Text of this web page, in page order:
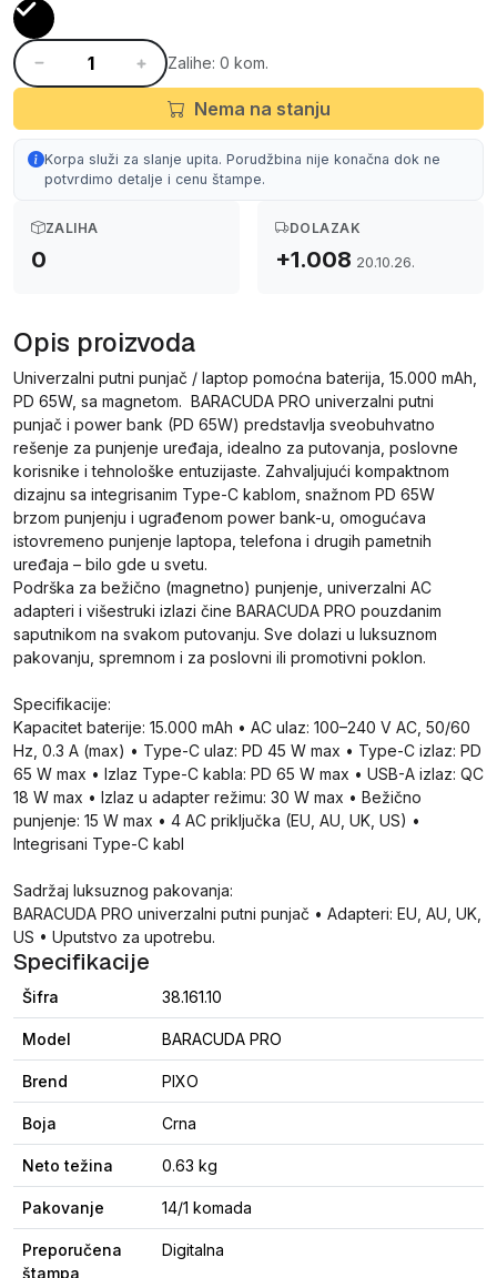
Zalihe: 0 kom.
Nema na stanju
Korpa služi za slanje upita. Porudžbina nije konačna dok ne
potvrdimo detalje i cenu štampe.
ZALIHA
0
DOLAZAK
+1.008 20.10.26.
Opis proizvoda
Univerzalni putni punjač / laptop pomoćna baterija, 15.000 mAh,
PD 65W, sa magnetom. BARACUDA PRO univerzalni putni
punjač i power bank (PD 65W) predstavlja sveobuhvatno
rešenje za punjenje uređaja, idealno za putovanja, poslovne
korisnike i tehnološke entuzijaste. Zahvaljujući kompaktnom
dizajnu sa integrisanim Type-C kablom, snažnom PD 65W
brzom punjenju i ugrađenom power bank-u, omogućava
istovremeno punjenje laptopa, telefona i drugih pametnih
uređaja – bilo gde u svetu.
Podrška za bežično (magnetno) punjenje, univerzalni AC
adapteri i višestruki izlazi čine BARACUDA PRO pouzdanim
saputnikom na svakom putovanju. Sve dolazi u luksuznom
pakovanju, spremnom i za poslovni ili promotivni poklon.
Specifikacije:
Kapacitet baterije: 15.000 mAh • AC ulaz: 100–240 V AC, 50/60
Hz, 0.3 A (max) • Type-C ulaz: PD 45 W max • Type-C izlaz: PD
65 W max • Izlaz Type-C kabla: PD 65 W max • USB-A izlaz: QC
18 W max • Izlaz u adapter režimu: 30 W max • Bežično
punjenje: 15 W max • 4 AC priključka (EU, AU, UK, US) •
Integrisani Type-C kabl
Sadržaj luksuznog pakovanja:
BARACUDA PRO univerzalni putni punjač • Adapteri: EU, AU, UK,
US • Uputstvo za upotrebu.
Specifikacije
Šifra 38.161.10
Model BARACUDA PRO
Brend PIXO
Boja Crna
Neto težina 0.63 kg
Pakovanje 14/1 komada
Preporučena
štampa
Digitalna